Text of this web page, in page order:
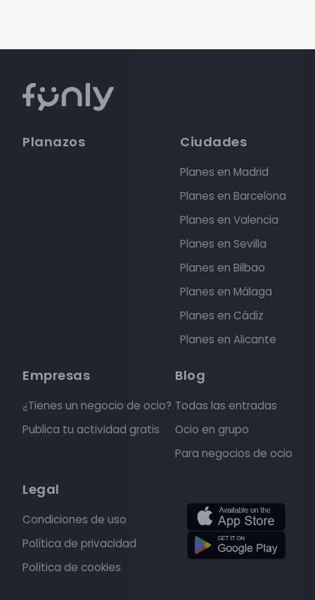
Planazos Ciudades
Planes en Madrid
Planes en Barcelona
Planes en Valencia
Planes en Sevilla
Planes en Bilbao
Planes en Málaga
Planes en Cádiz
Planes en Alicante
Empresas
¿Tienes un negocio de ocio?
Publica tu actividad gratis
Blog
Todas las entradas
Ocio en grupo
Para negocios de ocio
Legal
Condiciones de uso
Política de privacidad
Política de cookies